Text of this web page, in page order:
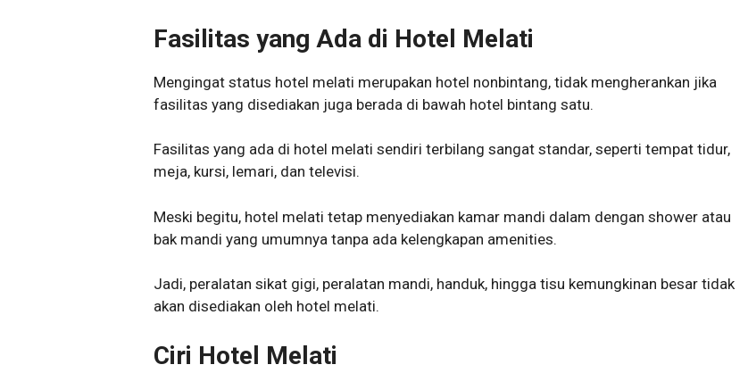
Fasilitas yang Ada di Hotel Melati
Mengingat status hotel melati merupakan hotel nonbintang, tidak mengherankan jika
fasilitas yang disediakan juga berada di bawah hotel bintang satu.
Fasilitas yang ada di hotel melati sendiri terbilang sangat standar, seperti tempat tidur,
meja, kursi, lemari, dan televisi.
Meski begitu, hotel melati tetap menyediakan kamar mandi dalam dengan shower atau
bak mandi yang umumnya tanpa ada kelengkapan amenities.
Jadi, peralatan sikat gigi, peralatan mandi, handuk, hingga tisu kemungkinan besar tidak
akan disediakan oleh hotel melati.
Ciri Hotel Melati